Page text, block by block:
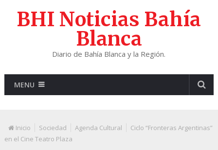
BHI Noticias Bahía
Blanca
Diario de Bahía Blanca y la Región.
MENU
Inicio Sociedad Agenda Cultural
Ciclo “Fronteras Argentinas”
en el Cine Teatro Plaza